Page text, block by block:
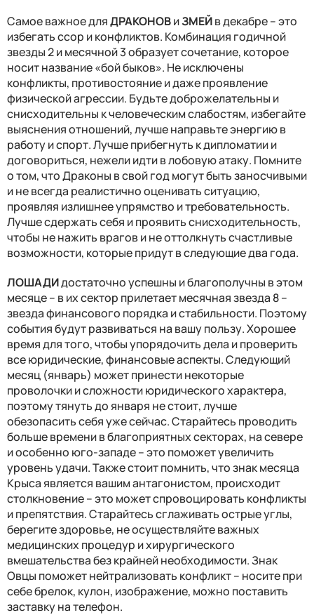
Самое важное дляДРАКОНОВиЗМЕЙв декабре – это
избегать ссор и конфликтов. Комбинация годичной
звезды 2 и месячной 3 образует сочетание, которое
носит название «бой быков». Не исключены
конфликты, противостояние и даже проявление
физической агрессии. Будьте доброжелательны и
снисходительны к человеческим слабостям, избегайте
выяснения отношений, лучше направьте энергию в
работу и спорт. Лучше прибегнуть к дипломатии и
договориться, нежели идти в лобовую атаку. Помните
о том, что Драконы в свой год могут быть заносчивыми
и не всегда реалистично оценивать ситуацию,
проявляя излишнее упрямство и требовательность.
Лучше сдержать себя и проявить снисходительность,
чтобы не нажить врагов и не оттолкнуть счастливые
возможности, которые придут в следующие два года.
ЛОШАДИдостаточно успешны и благополучны в этом
месяце – в их сектор прилетает месячная звезда 8 –
звезда финансового порядка и стабильности. Поэтому
события будут развиваться на вашу пользу. Хорошее
время для того, чтобы упорядочить дела и проверить
все юридические, финансовые аспекты. Следующий
месяц (январь) может принести некоторые
проволочки и сложности юридического характера,
поэтому тянуть до января не стоит, лучше
обезопасить себя уже сейчас. Старайтесь проводить
больше времени в благоприятных секторах, на севере
и особенно юго-западе – это поможет увеличить
уровень удачи. Также стоит помнить, что знак месяца
Крыса является вашим антагонистом, происходит
столкновение – это может спровоцировать конфликты
и препятствия. Старайтесь сглаживать острые углы,
берегите здоровье, не осуществляйте важных
медицинских процедур и хирургического
вмешательства без крайней необходимости. Знак
Овцы поможет нейтрализовать конфликт – носите при
себе брелок, кулон, изображение, можно поставить
заставку на телефон.